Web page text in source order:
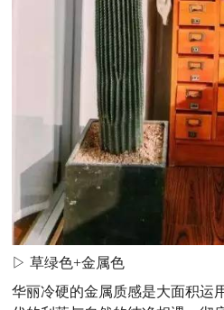
▷ 草绿色+金属色
华丽冷硬的金属质感是大面积运